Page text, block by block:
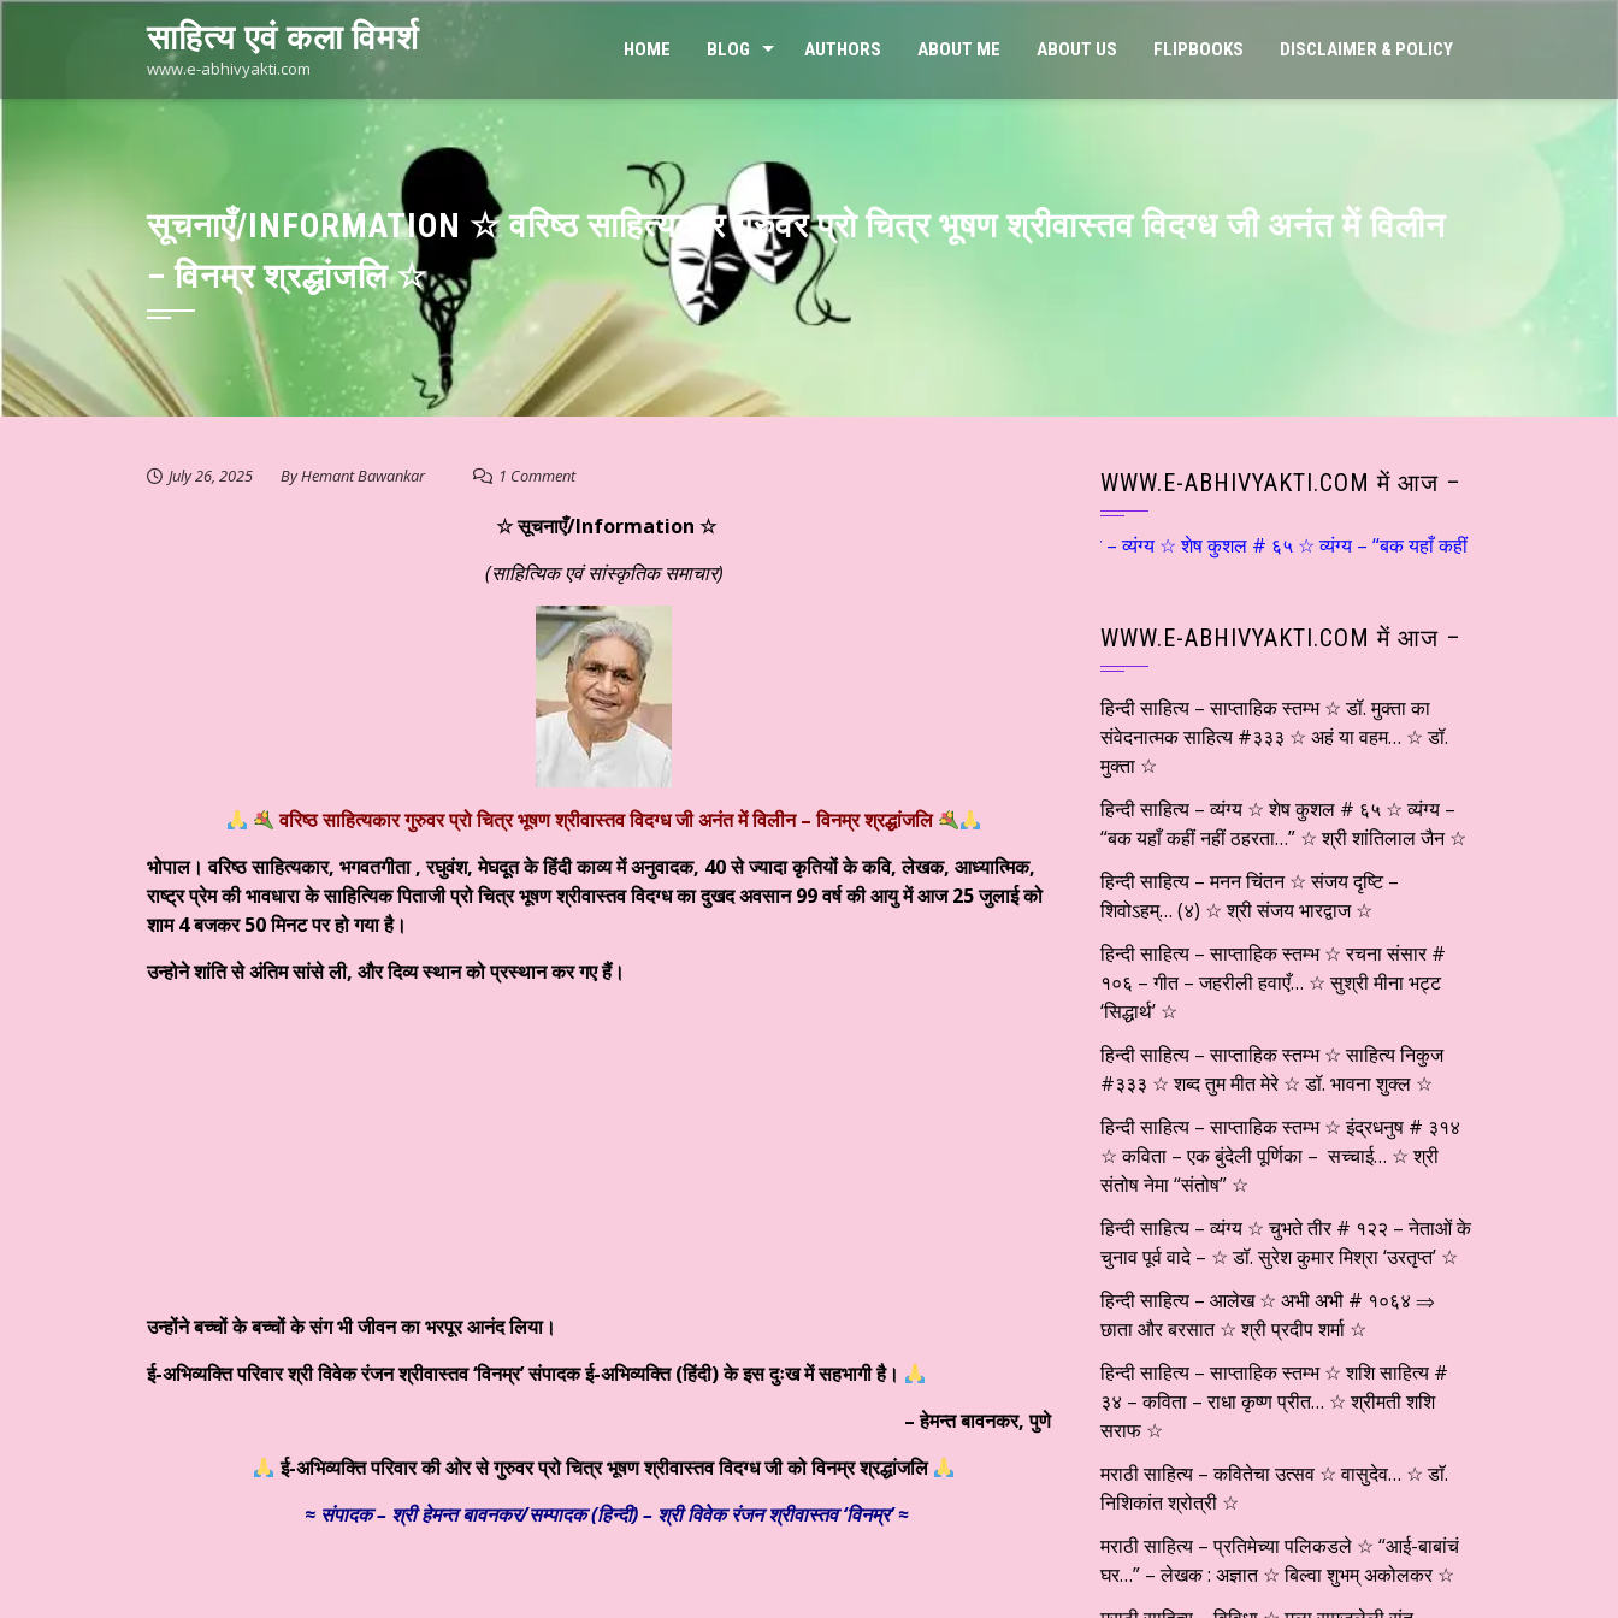
साहित्य एवं कला विमर्श
www.e-abhivyakti.com
HOME BLOG AUTHORS ABOUT ME ABOUT US FLIPBOOKS DISCLAIMER & POLICY
सूचनाएँ/INFORMATION ☆ वरिष्ठ साहित्यकार गुरुवर प्रो चित्र भूषण श्रीवास्तव विदग्ध जी अनंत में विलीन
– विनम्र श्रद्धांजलि ☆
July 26, 2025 ByHemant Bawankar 1 Comment
☆ सूचनाएँ/Information ☆
(साहित्यिक एवं सांस्कृतिक समाचार)
वरिष्ठ साहित्यकार गुरुवर प्रो चित्र भूषण श्रीवास्तव विदग्ध जी अनंत में विलीन – विनम्र श्रद्धांजलि
भोपाल।वरिष्ठ साहित्यकार, भगवतगीता , रघुवंश, मेघदूत के हिंदी काव्य में अनुवादक, 40 से ज्यादा कृतियों के कवि, लेखक, आध्यात्मिक,
राष्ट्र प्रेम की भावधारा के साहित्यिक पिताजी प्रो चित्र भूषण श्रीवास्तव विदग्ध का दुखद अवसान 99 वर्ष की आयु में आज 25 जुलाई को
शाम 4 बजकर 50 मिनट पर हो गया है।
उन्होने शांति से अंतिम सांसे ली, और दिव्य स्थान को प्रस्थान कर गए हैं।
उन्होंने बच्चों के बच्चों के संग भी जीवन का भरपूर आनंद लिया।
ई-अभिव्यक्ति परिवार श्री विवेक रंजन श्रीवास्तव ‘विनम्र’ संपादक ई-अभिव्यक्ति (हिंदी) के इस दुःख में सहभागी है।
– हेमन्त बावनकर, पुणे
ई-अभिव्यक्ति परिवार की ओर से गुरुवर प्रो चित्र भूषण श्रीवास्तव विदग्ध जी को विनम्र श्रद्धांजलि
≈ संपादक – श्री हेमन्त बावनकर/सम्पादक (हिन्दी) – श्री विवेक रंजन श्रीवास्तव ‘विनम्र’ ≈
WWW.E-ABHIVYAKTI.COM में आज –
हिन्दी साहित्य – साप्ताहिक स्तम्भ ☆ डॉ. मुक्ता का संवेदनात्मक साहित्य #३३३ ☆ अहं या वहम… ☆ डॉ. मुक्ता ☆ हिन्दी साहित्य – व्यंग्य ☆ शेष कुशल # ६५ ☆ व्यंग्य – “बक यहाँ कहीं नहीं ठहरता…” ☆ श्री
WWW.E-ABHIVYAKTI.COM में आज –
हिन्दी साहित्य – साप्ताहिक स्तम्भ ☆ डॉ. मुक्ता का
संवेदनात्मक साहित्य #३३३ ☆ अहं या वहम… ☆ डॉ.
मुक्ता ☆
हिन्दी साहित्य – व्यंग्य ☆ शेष कुशल # ६५ ☆ व्यंग्य –
“बक यहाँ कहीं नहीं ठहरता…” ☆ श्री शांतिलाल जैन ☆
हिन्दी साहित्य – मनन चिंतन ☆ संजय दृष्टि –
शिवोऽहम्… (४) ☆ श्री संजय भारद्वाज ☆
हिन्दी साहित्य – साप्ताहिक स्तम्भ ☆ रचना संसार #
१०६ – गीत – जहरीली हवाएँ… ☆ सुश्री मीना भट्ट
‘सिद्धार्थ’ ☆
हिन्दी साहित्य – साप्ताहिक स्तम्भ ☆ साहित्य निकुज
#३३३ ☆ शब्द तुम मीत मेरे ☆ डॉ. भावना शुक्ल ☆
हिन्दी साहित्य – साप्ताहिक स्तम्भ ☆ इंद्रधनुष # ३१४
☆ कविता – एक बुंदेली पूर्णिका – सच्चाई… ☆ श्री
संतोष नेमा “संतोष” ☆
हिन्दी साहित्य – व्यंग्य ☆ चुभते तीर # १२२ – नेताओं के
चुनाव पूर्व वादे – ☆ डॉ. सुरेश कुमार मिश्रा ‘उरतृप्त’ ☆
हिन्दी साहित्य – आलेख ☆ अभी अभी # १०६४ ⇒
छाता और बरसात ☆ श्री प्रदीप शर्मा ☆
हिन्दी साहित्य – साप्ताहिक स्तम्भ ☆ शशि साहित्य #
३४ – कविता – राधा कृष्ण प्रीत… ☆ श्रीमती शशि
सराफ ☆
मराठी साहित्य – कवितेचा उत्सव ☆ वासुदेव… ☆ डाॅ.
निशिकांत श्रोत्री ☆
मराठी साहित्य – प्रतिमेच्या पलिकडले ☆ “आई-बाबांचं
घर…” – लेखक : अज्ञात ☆ बिल्वा शुभम् अकोलकर ☆